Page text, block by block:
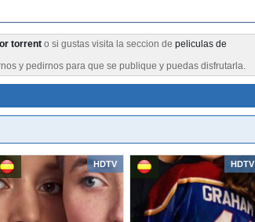
torrent o si gustas visita la seccion de peliculas de
y pedirnos para que se publique y puedas disfrutarla.
HDTV HDTV